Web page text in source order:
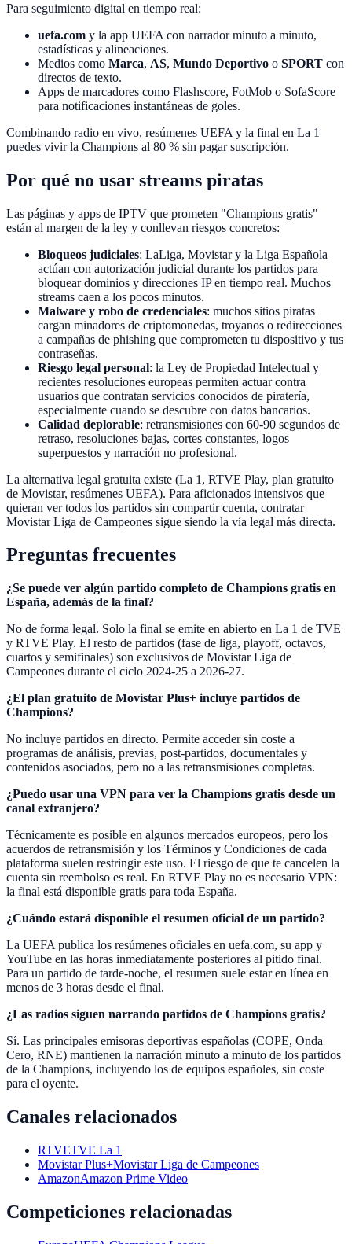
Para seguimiento digital en tiempo real:
uefa.com y la app UEFA con narrador minuto a minuto,
estadísticas y alineaciones.
Medios como Marca, AS, Mundo Deportivo o SPORT con
directos de texto.
Apps de marcadores como Flashscore, FotMob o SofaScore
para notificaciones instantáneas de goles.
Combinando radio en vivo, resúmenes UEFA y la final en La 1
puedes vivir la Champions al 80 % sin pagar suscripción.
Por qué no usar streams piratas
Las páginas y apps de IPTV que prometen "Champions gratis"
están al margen de la ley y conllevan riesgos concretos:
Bloqueos judiciales: LaLiga, Movistar y la Liga Española
actúan con autorización judicial durante los partidos para
bloquear dominios y direcciones IP en tiempo real. Muchos
streams caen a los pocos minutos.
Malware y robo de credenciales: muchos sitios piratas
cargan minadores de criptomonedas, troyanos o redirecciones
a campañas de phishing que comprometen tu dispositivo y tus
contraseñas.
Riesgo legal personal: la Ley de Propiedad Intelectual y
recientes resoluciones europeas permiten actuar contra
usuarios que contratan servicios conocidos de piratería,
especialmente cuando se descubre con datos bancarios.
Calidad deplorable: retransmisiones con 60-90 segundos de
retraso, resoluciones bajas, cortes constantes, logos
superpuestos y narración no profesional.
La alternativa legal gratuita existe (La 1, RTVE Play, plan gratuito
de Movistar, resúmenes UEFA). Para aficionados intensivos que
quieran ver todos los partidos sin compartir cuenta, contratar
Movistar Liga de Campeones sigue siendo la vía legal más directa.
Preguntas frecuentes
¿Se puede ver algún partido completo de Champions gratis en
España, además de la final?
No de forma legal. Solo la final se emite en abierto en La 1 de TVE
y RTVE Play. El resto de partidos (fase de liga, playoff, octavos,
cuartos y semifinales) son exclusivos de Movistar Liga de
Campeones durante el ciclo 2024-25 a 2026-27.
¿El plan gratuito de Movistar Plus+ incluye partidos de
Champions?
No incluye partidos en directo. Permite acceder sin coste a
programas de análisis, previas, post-partidos, documentales y
contenidos asociados, pero no a las retransmisiones completas.
¿Puedo usar una VPN para ver la Champions gratis desde un
canal extranjero?
Técnicamente es posible en algunos mercados europeos, pero los
acuerdos de retransmisión y los Términos y Condiciones de cada
plataforma suelen restringir este uso. El riesgo de que te cancelen la
cuenta sin reembolso es real. En RTVE Play no es necesario VPN:
la final está disponible gratis para toda España.
¿Cuándo estará disponible el resumen oficial de un partido?
La UEFA publica los resúmenes oficiales en uefa.com, su app y
YouTube en las horas inmediatamente posteriores al pitido final.
Para un partido de tarde-noche, el resumen suele estar en línea en
menos de 3 horas desde el final.
¿Las radios siguen narrando partidos de Champions gratis?
Sí. Las principales emisoras deportivas españolas (COPE, Onda
Cero, RNE) mantienen la narración minuto a minuto de los partidos
de la Champions, incluyendo los de equipos españoles, sin coste
para el oyente.
Canales relacionados
RTVETVE La 1
Movistar Plus+Movistar Liga de Campeones
AmazonAmazon Prime Video
Competiciones relacionadas